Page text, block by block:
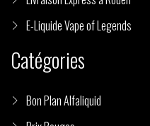
E-Liquide Vape of Legends
Catégories
Bon Plan Alfaliquid